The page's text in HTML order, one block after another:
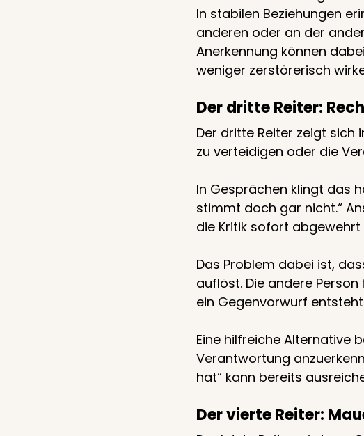
In stabilen Beziehungen
anderen oder an der
Anerkennung können
weniger zerstörerisch
Der dritte Reiter:
Der dritte Reiter zeigt sich
zu verteidigen oder die
In Gesprächen klingt das
stimmt doch gar nicht.“
die Kritik sofort
Das Problem dabei ist,
auflöst. Die andere
ein Gegenvorwurf
Eine hilfreiche Alternative
Verantwortung
hat“ kann bereits
Der vierte Reiter: